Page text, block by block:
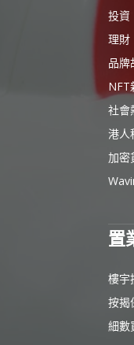
投資
理財
品牌
NFT
社會
港人
加密
置
樓宇
按揭
細數